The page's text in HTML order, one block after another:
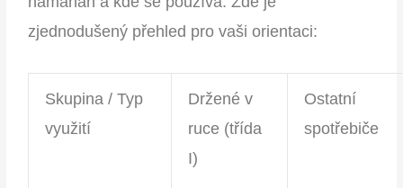
zjednodušený přehled pro vaši orientaci:
Skupina / Typ
využití
Držené v
ruce (třída
I)
Ostatní
spotřebiče